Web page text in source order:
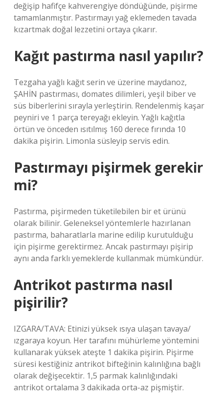
değişip hafifçe kahverengiye döndüğünde, pişirme
tamamlanmıştır. Pastırmayı yağ eklemeden tavada
kızartmak doğal lezzetini ortaya çıkarır.
Kağıt pastırma nasıl yapılır?
Tezgaha yağlı kağıt serin ve üzerine maydanoz,
ŞAHİN pastırması, domates dilimleri, yeşil biber ve
süs biberlerini sırayla yerleştirin. Rendelenmiş kaşar
peyniri ve 1 parça tereyağı ekleyin. Yağlı kağıtla
örtün ve önceden ısıtılmış 160 derece fırında 10
dakika pişirin. Limonla süsleyip servis edin.
Pastırmayı pişirmek gerekir
mi?
Pastırma, pişirmeden tüketilebilen bir et ürünü
olarak bilinir. Geleneksel yöntemlerle hazırlanan
pastırma, baharatlarla marine edilip kurutulduğu
için pişirme gerektirmez. Ancak pastırmayı pişirip
aynı anda farklı yemeklerde kullanmak mümkündür.
Antrikot pastırma nasıl
pişirilir?
IZGARA/TAVA: Etinizi yüksek ısıya ulaşan tavaya/
ızgaraya koyun. Her tarafını mühürleme yöntemini
kullanarak yüksek ateşte 1 dakika pişirin. Pişirme
süresi kestiğiniz antrikot bifteğinin kalınlığına bağlı
olarak değişecektir. 1,5 parmak kalınlığındaki
antrikot ortalama 3 dakikada orta-az pişmiştir.